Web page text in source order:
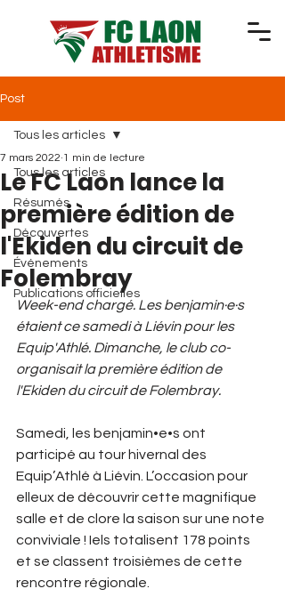
Post
Tous les articles
Résumés
Découvertes
Événements
Publications officielles
Tous les articles
Le FC Laon lance la
première édition de
l'Ekiden du circuit de
Folembray
7 mars 2022 1 min de lecture
Week-end chargé. Les benjamin·e·s
étaient ce samedi à Liévin pour les
Equip'Athlé. Dimanche, le club co-
organisait la première édition de
l'Ekiden du circuit de Folembray.
Samedi, les benjamin•e•s ont
participé au tour hivernal des
Equip’Athlé à Liévin. L’occasion pour
elleux de découvrir cette magnifique
salle et de clore la saison sur une note
conviviale ! Iels totalisent 178 points
et se classent troisièmes de cette
rencontre régionale.